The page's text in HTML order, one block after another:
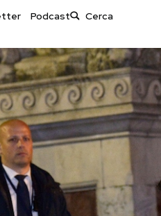
Podcast
Auto
Internet
Moda
Libri
Storie/Idee
Ok Boomer!